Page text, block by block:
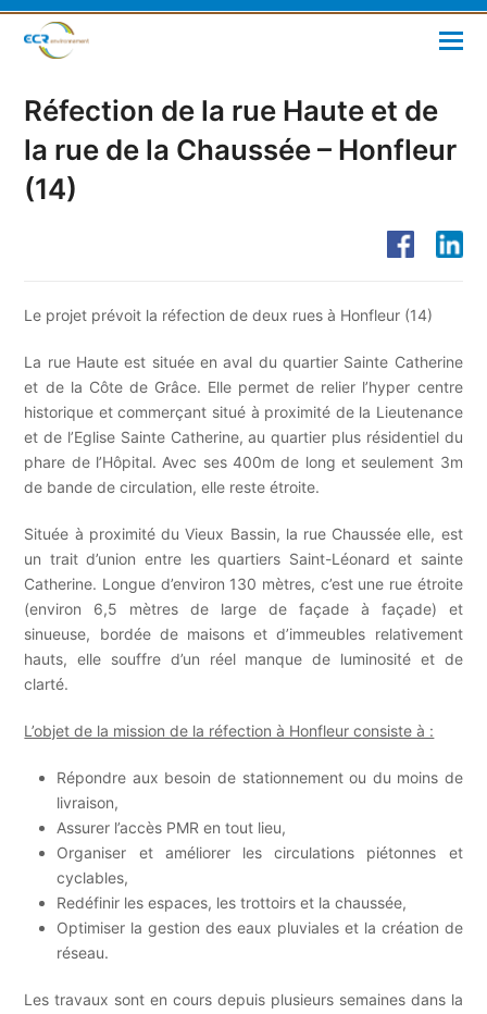
Réfection de la rue Haute et de
la rue de la Chaussée – Honfleur
(14)
Le projet prévoit la réfection de deux rues à Honfleur (14)
La rue Haute est située en aval du quartier Sainte Catherine
et de la Côte de Grâce. Elle permet de relier l’hyper centre
historique et commerçant situé à proximité de la Lieutenance
et de l’Eglise Sainte Catherine, au quartier plus résidentiel du
phare de l’Hôpital. Avec ses 400m de long et seulement 3m
de bande de circulation, elle reste étroite.
Située à proximité du Vieux Bassin, la rue Chaussée elle, est
un trait d’union entre les quartiers Saint-Léonard et sainte
Catherine. Longue d’environ 130 mètres, c’est une rue étroite
(environ 6,5 mètres de large de façade à façade) et
sinueuse, bordée de maisons et d’immeubles relativement
hauts, elle souffre d’un réel manque de luminosité et de
clarté.
L’objet de la mission de la réfection à Honfleur consiste à :
Répondre aux besoin de stationnement ou du moins de
livraison,
Assurer l’accès PMR en tout lieu,
Organiser et améliorer les circulations piétonnes et
cyclables,
Redéfinir les espaces, les trottoirs et la chaussée,
Optimiser la gestion des eaux pluviales et la création de
réseau.
Les travaux sont en cours depuis plusieurs semaines dans la